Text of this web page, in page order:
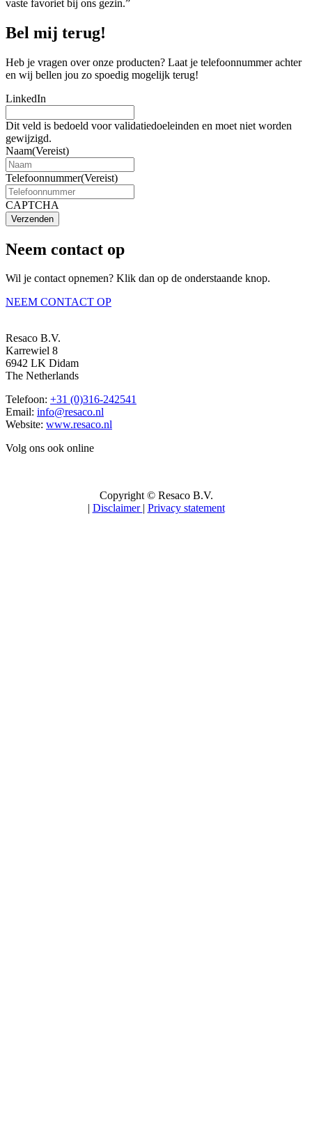
vaste favoriet bij ons gezin.”
Bel mij terug!
Heb je vragen over onze producten? Laat je telefoonnummer achter
en wij bellen jou zo spoedig mogelijk terug!
LinkedIn
Dit veld is bedoeld voor validatiedoeleinden en moet niet worden
gewijzigd.
Naam(Vereist)
Telefoonnummer(Vereist)
CAPTCHA
Verzenden
Neem contact op
Wil je contact opnemen? Klik dan op de onderstaande knop.
NEEM CONTACT OP
Resaco B.V.
Karrewiel 8
6942 LK Didam
The Netherlands
Telefoon: +31 (0)316-242541
Email: info@resaco.nl
Website: www.resaco.nl
Volg ons ook online
Copyright © Resaco B.V.
| Disclaimer | Privacy statement